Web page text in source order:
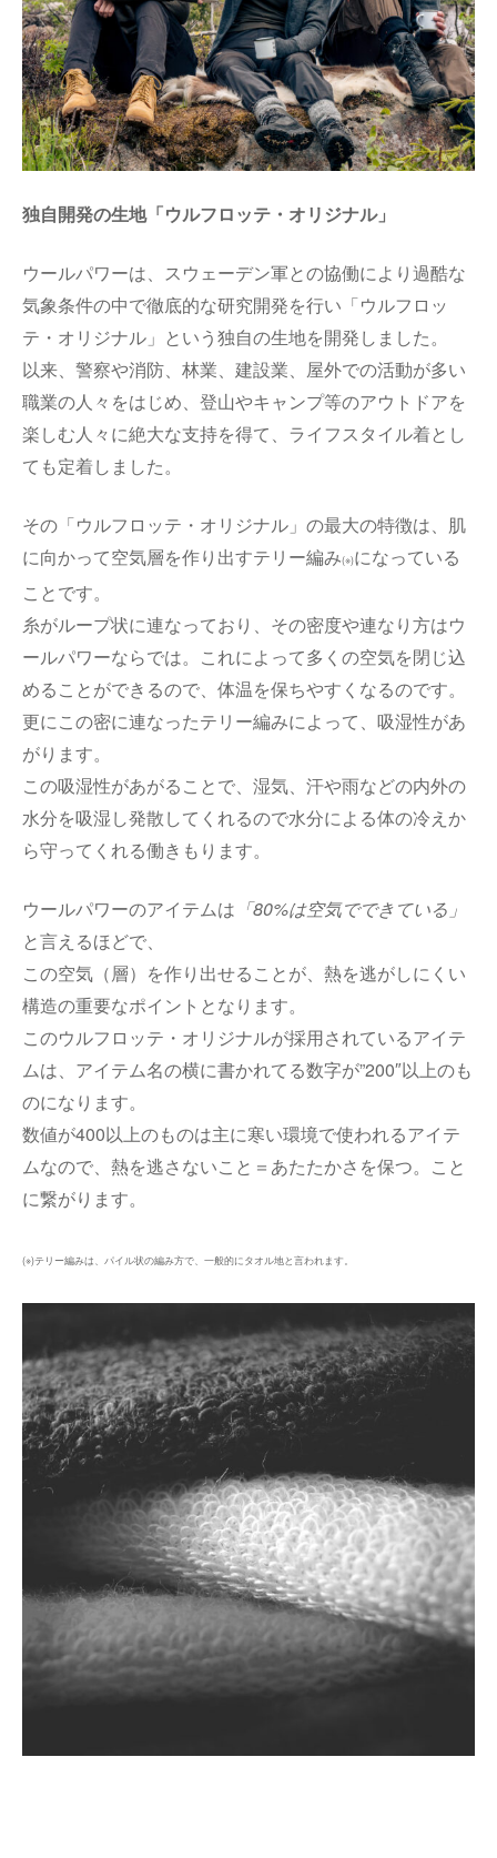
独自開発の生地「ウルフロッテ・オリジナル」
ウールパワーは、スウェーデン軍との協働により過酷な
気象条件の中で徹底的な研究開発を行い「ウルフロッ
テ・オリジナル」という独自の生地を開発しました。
以来、警察や消防、林業、建設業、屋外での活動が多い
職業の人々をはじめ、登山やキャンプ等のアウトドアを
楽しむ人々に絶大な支持を得て、ライフスタイル着とし
ても定着しました。
その「ウルフロッテ・オリジナル」の最大の特徴は、肌
に向かって空気層を作り出すテリー編み(※)になっている
ことです。
糸がループ状に連なっており、その密度や連なり方はウ
ールパワーならでは。これによって多くの空気を閉じ込
めることができるので、体温を保ちやすくなるのです。
更にこの密に連なったテリー編みによって、吸湿性があ
がります。
この吸湿性があがることで、湿気、汗や雨などの内外の
水分を吸湿し発散してくれるので水分による体の冷えか
ら守ってくれる働きもります。
ウールパワーのアイテムは 「80%は空気でできている」
と言えるほどで、
この空気（層）を作り出せることが、熱を逃がしにくい
構造の重要なポイントとなります。
このウルフロッテ・オリジナルが採用されているアイテ
ムは、アイテム名の横に書かれてる数字が”200″以上のも
のになります。
数値が400以上のものは主に寒い環境で使われるアイテ
ムなので、熱を逃さないこと＝あたたかさを保つ。こと
に繋がります。
(※)テリー編みは、パイル状の編み方で、一般的にタオル地と言われます。